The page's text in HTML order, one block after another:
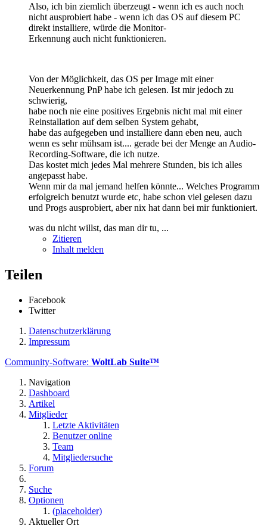
Also, ich bin ziemlich überzeugt - wenn ich es auch noch
nicht ausprobiert habe - wenn ich das OS auf diesem PC
direkt installiere, würde die Monitor-
Erkennung auch nicht funktionieren.
Von der Möglichkeit, das OS per Image mit einer
Neuerkennung PnP habe ich gelesen. Ist mir jedoch zu
schwierig,
habe noch nie eine positives Ergebnis nicht mal mit einer
Reinstallation auf dem selben System gehabt,
habe das aufgegeben und installiere dann eben neu, auch
wenn es sehr mühsam ist.... gerade bei der Menge an Audio-
Recording-Software, die ich nutze.
Das kostet mich jedes Mal mehrere Stunden, bis ich alles
angepasst habe.
Wenn mir da mal jemand helfen könnte... Welches Programm
erfolgreich benutzt wurde etc, habe schon viel gelesen dazu
und Progs ausprobiert, aber nix hat dann bei mir funktioniert.
was du nicht willst, das man dir tu, ...
Zitieren
Inhalt melden
Teilen
Facebook
Twitter
Datenschutzerklärung
Impressum
Community-Software: WoltLab Suite™
Navigation
Dashboard
Artikel
Mitglieder
Letzte Aktivitäten
Benutzer online
Team
Mitgliedersuche
Forum
Suche
Optionen
(placeholder)
Aktueller Ort